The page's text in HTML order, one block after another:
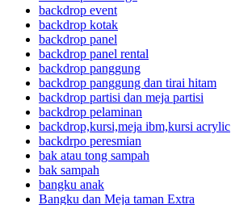
backdrop event
backdrop kotak
backdrop panel
backdrop panel rental
backdrop panggung
backdrop panggung dan tirai hitam
backdrop partisi dan meja partisi
backdrop pelaminan
backdrop,kursi,meja ibm,kursi acrylic
backdrpo peresmian
bak atau tong sampah
bak sampah
bangku anak
Bangku dan Meja taman Extra